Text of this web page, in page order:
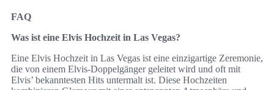
FAQ
Was ist eine Elvis Hochzeit in Las Vegas?
Eine Elvis Hochzeit in Las Vegas ist eine einzigartige Zeremonie,
die von einem Elvis-Doppelgänger geleitet wird und oft mit
Elvis’ bekanntesten Hits untermalt ist. Diese Hochzeiten